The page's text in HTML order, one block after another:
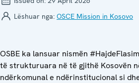
Lëshuar nga: OSCE Mission in Kosovo
OSBE ka lansuar nismën
të strukturuara në të gjithë Kosovën
ndërkomunal e ndërinstitucional si